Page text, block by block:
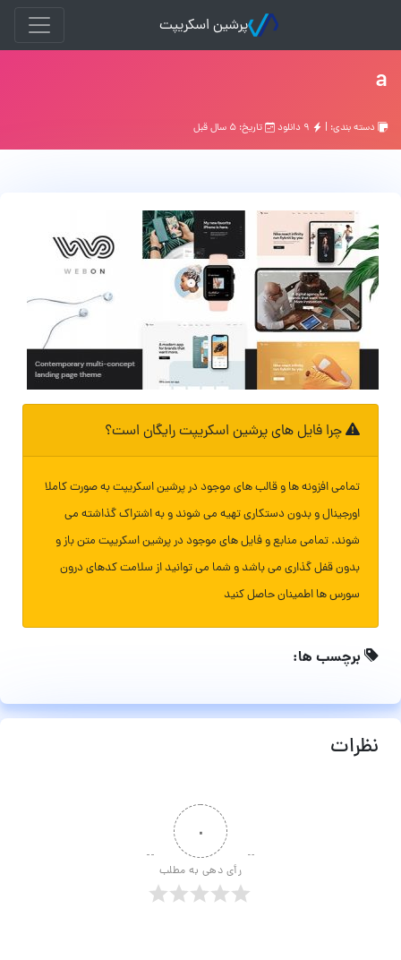
پرشین اسکریپت
a
دسته بندی: | تاریخ: ۵ سال قبل
چرا فایل های پرشین اسکریپت رایگان است؟
تمامی افزونه ها و قالب های موجود در پرشین اسکریپت به صورت کاملا
اورجینال و بدون دستکاری تهیه می شوند و به اشتراک گذاشته می
شوند. تمامی منابع و فایل های موجود در پرشین اسکریپت متن باز و
بدون قفل گذاری می باشد و شما می توانید از سلامت کدهای درون
سورس ها اطمینان حاصل کنید
برچسب ها:
نظرات
۰
رأی دهی به مطلب